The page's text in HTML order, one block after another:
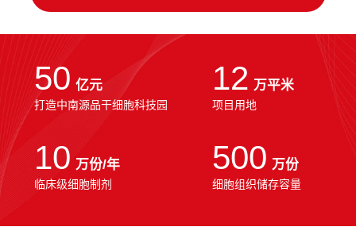
50 亿元
打造中南源品干细胞科技园
12 万平米
项目用地
10 万份/年
临床级细胞制剂
500 万份
细胞组织储存容量